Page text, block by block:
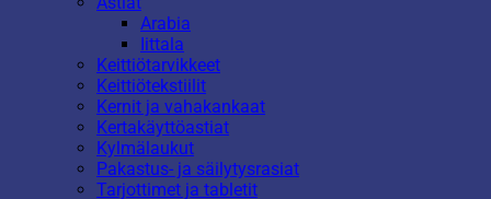
Arabia
Iittala
Keittiötarvikkeet
Keittiötekstiilit
Kernit ja vahakankaat
Kertakäyttöastiat
Kylmälaukut
Pakastus- ja säilytysrasiat
Tarjottimet ja tabletit